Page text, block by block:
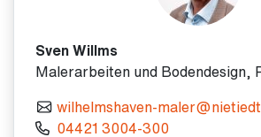
Sven Willms
Malerarbeiten und Bodendesign,
wilhelmshaven-
04421 3004-300